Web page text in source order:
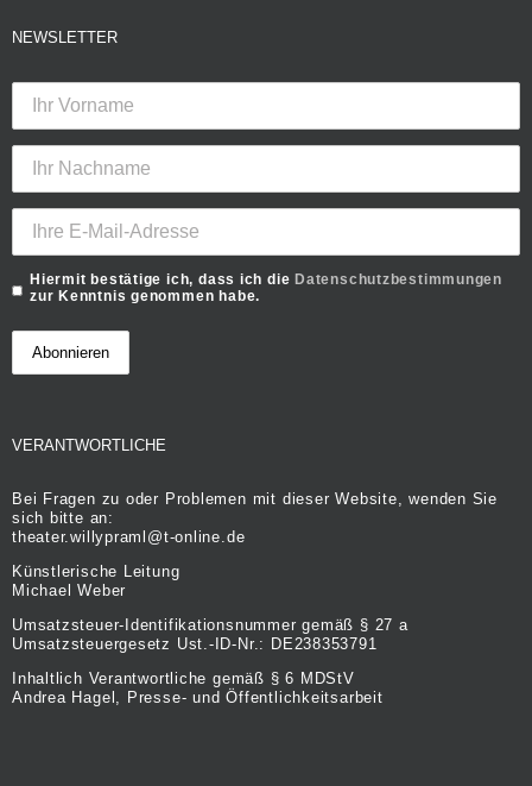
NEWSLETTER
Hiermit bestätige ich, dass ich die Datenschutzbestimmungen
zur Kenntnis genommen habe.
VERANTWORTLICHE
Bei Fragen zu oder Problemen mit dieser Website, wenden Sie
sich bitte an:
theater.willypraml@t-online.de
Künstlerische Leitung
Michael Weber
Umsatzsteuer-Identifikationsnummer gemäß § 27 a
Umsatzsteuergesetz Ust.-ID-Nr.: DE238353791
Inhaltlich Verantwortliche gemäß § 6 MDStV
Andrea Hagel, Presse- und Öffentlichkeitsarbeit